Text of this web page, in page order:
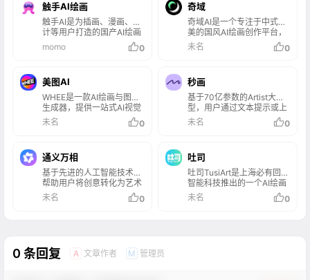
强算力，超快出图，目前支
持微信小程序和网页端等。
触手AI绘画
触手AI是为插画、漫画、设
计等用户打造的国产AI绘画
创作平台，支持文生图、图
生图、参考生图、lora在线
度合成服务算法备案。
momo 0
奇域
奇域AI是一个专注于中式审
美的国风AI绘画创作平台，
扎根于中国传统文化，旨在
为艺术家和创作者提供一个
丰富的风格咒语模板，用户
可以通过文字描述来生成具
有中国文化特色的绘画作
品。无论是国风、水墨画、
刺绣、皮影戏还是京剧等元
术。
未名 0
美图AI
WHEE是一款AI绘画与图片
生成器，提供一站式AI视觉
创作服务。WHEE不仅会画
也会修图，各种AI修图功能
求，就能轻松上手。在画廊
中，用户可以欣赏并学习来
自多领域创作者的精美作
品，为创作提供丰富的灵感
来源，进而促进二创和设计
未名 0
秒画
基于70亿参数的Artist大模
型，用户通过文本提示或上
传图片，快速生成高质量画
作。支持多种风格和精准控
格。秒画平台简化了创作流
程，适用于设计、营销、游
戏动画等多个领域，帮助用
户将创意快速转化为视觉内
容，同时提供API接口，支
未名 0
通义万相
基于先进的人工智能技术，
帮助用户将创意转化为艺术
作品。用户可以通过简单的
操作，实现个性化的绘画和
艺术家和设计师提供强大的
创意支持。
未名 0
吐司
吐司TusiArt是上海必有回响
智能科技推出的一个AI绘画
模型分享社区和在线生图平
台，吐司TusiArt不仅提供了
未名 0
0 条回复 A 文章作者 M 管理员